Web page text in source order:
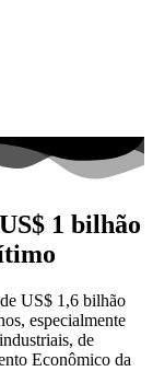
1 bilhão
US$ 1,6 bilhão
especialmente
de
Econômico da